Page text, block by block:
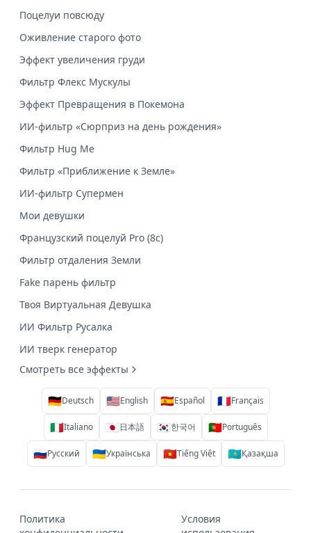
Поцелуи повсюду
Оживление старого фото
Эффект увеличения груди
Фильтр Флекс Мускулы
Эффект Превращения в Покемона
ИИ-фильтр «Сюрприз на день рождения»
Фильтр Hug Me
Фильтр «Приближение к Земле»
ИИ-фильтр Супермен
Мои девушки
Французский поцелуй Pro (8с)
Фильтр отдаления Земли
Fake парень фильтр
Твоя Виртуальная Девушка
ИИ Фильтр Русалка
ИИ тверк генератор
Смотреть все эффекты
🇩🇪Deutsch 🇺🇸English 🇪🇸Español 🇫🇷Français
🇮🇹Italiano 🇯🇵日本語 🇰🇷한국어 🇵🇹Português
🇷🇺Русский 🇺🇦Українська 🇻🇳Tiếng Việt 🇰🇿Қазақша
Политика
Условия